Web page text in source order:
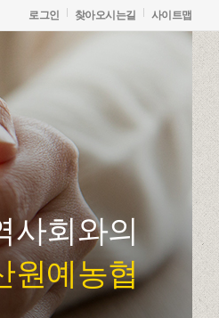
로그인 찾아오시는길 사이트맵
사회와의
원예농협